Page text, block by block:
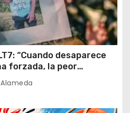
“Cuando desaparece
forzada, la peor
así debe seguir
Loan”